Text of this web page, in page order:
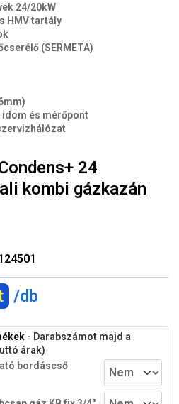
24/20kW
HMV tartály
(SERMETA)
és mérőpont
24
kombi gázkazán
/db
- Darabszámot majd a
árak)
bordáscső